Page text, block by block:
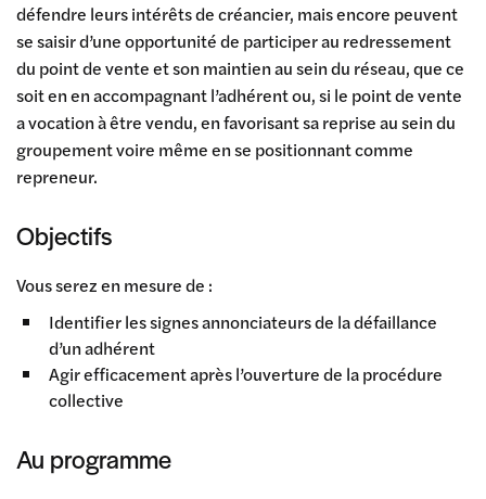
défendre leurs intérêts de créancier, mais encore peuvent
se saisir d’une opportunité de participer au redressement
du point de vente et son maintien au sein du réseau, que ce
soit en en accompagnant l’adhérent ou, si le point de vente
a vocation à être vendu, en favorisant sa reprise au sein du
groupement voire même en se positionnant comme
repreneur.
Objectifs
Vous serez en mesure de :
Identifier les signes annonciateurs de la défaillance
d’un adhérent
Agir efficacement après l’ouverture de la procédure
collective
Au programme